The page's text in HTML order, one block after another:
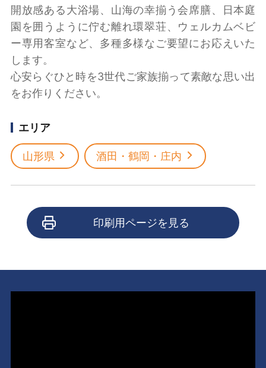
開放感ある大浴場、山海の幸揃う会席膳、日本庭
園を囲うように佇む離れ環翠荘、ウェルカムベビ
ー専用客室など、多種多様なご要望にお応えいた
します。
心安らぐひと時を3世代ご家族揃って素敵な思い出
をお作りください。
エリア
山形県 酒田・鶴岡・庄内
印刷用ページを見る